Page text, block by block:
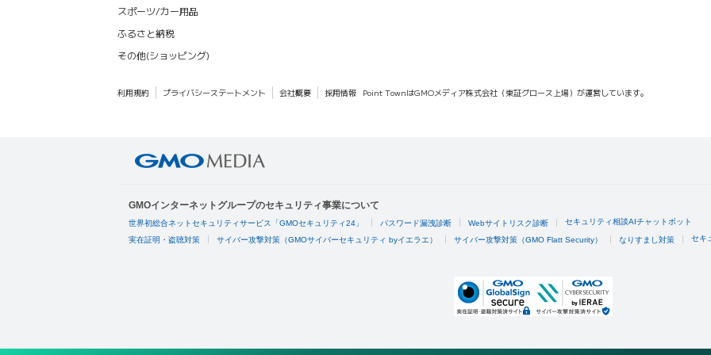
スポーツ/カー用品
ふるさと納税
その他(ショッピング)
利用規約 プライバシーステートメント 会社概要 採用情報 Point TownはGMOメディア株式会社（東証グロース上場）が運営しています。
GMOインターネットグループのセキュリティ事業について
世界初総合ネットセキュリティサービス「GMOセキュリティ24」 パスワード漏洩診断 Webサイトリスク診断 セキュリティ相談AIチャットボット
実在証明・盗聴対策 サイバー攻撃対策（GMOサイバーセキュリティ byイエラエ） サイバー攻撃対策（GMO Flatt Security） なりすまし対策 セキ